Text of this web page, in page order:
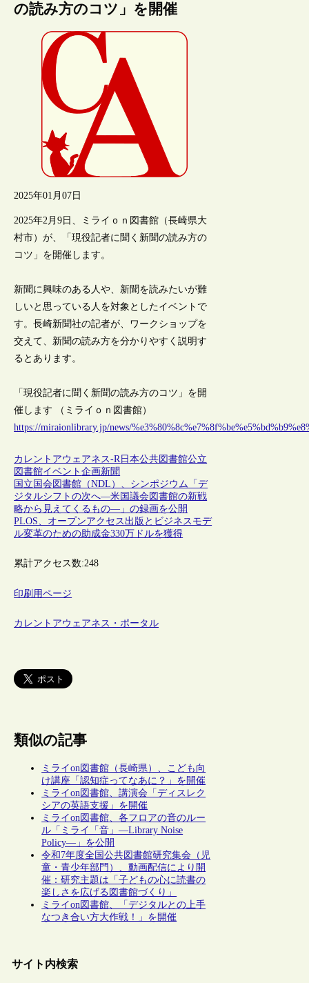
の読み方のコツ」を開催
2025年01月07日
2025年2月9日、ミライｏｎ図書館（長崎県大
村市）が、「現役記者に聞く新聞の読み方の
コツ」を開催します。
新聞に興味のある人や、新聞を読みたいが難
しいと思っている人を対象としたイベントで
す。長崎新聞社の記者が、ワークショップを
交えて、新聞の読み方を分かりやすく説明す
るとあります。
「現役記者に聞く新聞の読み方のコツ」を開
催します （ミライｏｎ図書館）
https://miraionlibrary.jp/news/
カレントアウェアネス-R日本公共図書館公立
図書館イベント企画新聞
国立国会図書館（NDL）、シンポジウム「デ
ジタルシフトの次へ―米国議会図書館の新戦
略から見えてくるもの―」の録画を公開
PLOS、オープンアクセス出版とビジネスモデ
ル変革のための助成金330万ドルを獲得
累計アクセス数:248
印刷用ページ
カレントアウェアネス・ポータル
類似の記事
ミライon図書館（長崎県）、こども向
け講座「認知症ってなあに？」を開催
ミライon図書館、講演会「ディスレク
シアの英語支援」を開催
ミライon図書館、各フロアの音のルー
ル「ミライ「音」―Library Noise
Policy―」を公開
令和7年度全国公共図書館研究集会（児
童・青少年部門）、動画配信により開
催：研究主題は「子どもの心に読書の
楽しさを広げる図書館づくり」
ミライon図書館、「デジタルとの上手
なつき合い方大作戦！」を開催
サイト内検索